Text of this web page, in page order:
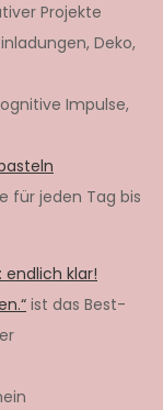
Projekte
Deko,
Impulse,
für jeden Tag bis
endlich klar!
ist das Best-